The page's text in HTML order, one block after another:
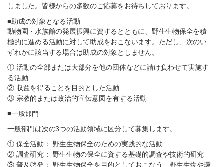
しました。皆様からの多数のご応募をお待ちしております。
■助成の対象となる活動
動物園・水族館の発展振興に資するとともに、野生生物保全を積
極的に進める活動に対して助成をおこないます。ただし、次のい
ずれかに該当する場合は助成の対象としません。
① 活動の全部または大部分を他の団体などに請け負わせて実施す
る活動
② 収益を得ることを目的とした活動
③ 宗教的または政治的宣伝意図を有する活動
■一般部門
一般部門は次の3つの活動領域に区分して募集します。
① 保全活動： 野生生物保全のための実践的な活動
② 調査研究： 野生生物の保全に資する基礎的調査や技術的研究
③ 普及啓発： 野生生物保全を目的としておこなう、野生生物や環